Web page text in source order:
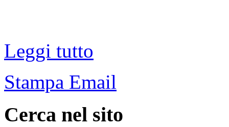
Leggi tutto
Stampa Email
Cerca nel sito